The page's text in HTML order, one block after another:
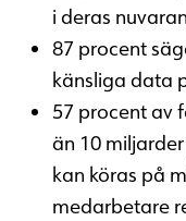
i deras
87 procent
känsliga data
57 procent av
än 10
kan köras på
medarbetare